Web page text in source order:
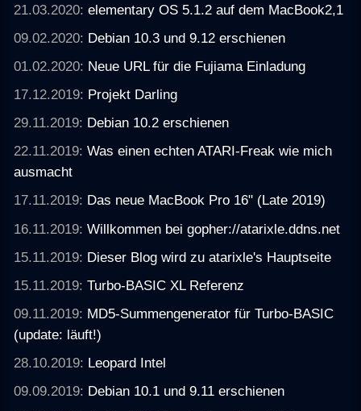
21.03.2020:elementary OS 5.1.2 auf dem MacBook2,1
09.02.2020: Debian 10.3 und 9.12 erschienen
01.02.2020: Neue URL für die Fujiama Einladung
17.12.2019: Projekt Darling
29.11.2019: Debian 10.2 erschienen
22.11.2019:Was einen echten ATARI-Freak wie mich
ausmacht
17.11.2019: Das neue MacBook Pro 16" (Late 2019)
16.11.2019:Willkommen bei gopher://atarixle.ddns.net
15.11.2019: Dieser Blog wird zu atarixle's Hauptseite
15.11.2019:Turbo-BASIC XL Referenz
09.11.2019: MD5-Summengenerator für Turbo-BASIC
(update: läuft!)
28.10.2019: Leopard Intel
09.09.2019: Debian 10.1 und 9.11 erschienen